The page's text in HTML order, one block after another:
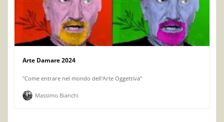
Arte Damare 2024
"Come entrare nel mondo dell'Arte Oggettiva"
Massimo Bianchi